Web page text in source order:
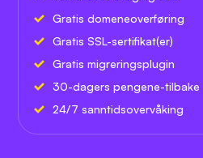
Gratis domeneoverføring
Gratis SSL-sertifikat(er)
Gratis migreringsplugin
30-dagers pengene-tilbake
24/7 sanntidsovervåking